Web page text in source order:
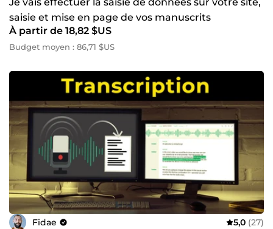
saisie et mise en page de vos manuscrits
À partir de 18,82 $US
Budget moyen : 86,71 $US
Fidae 5,0 (27)